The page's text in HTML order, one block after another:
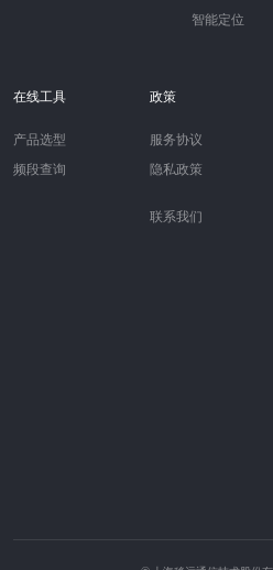
智能定位
在线工具
产品选型
频段查询
政策
服务协议
隐私政策
联系我们